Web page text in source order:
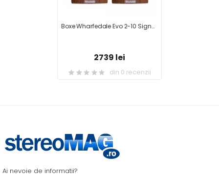
Boxe Wharfedale Evo 2-10 Signature
2739 lei
din 0 recenzii
Ai nevoie de informatii?